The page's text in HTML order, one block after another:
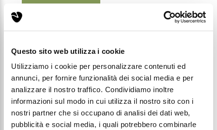
Questo sito web utilizza i cookie
Utilizziamo i cookie per personalizzare contenuti ed
annunci, per fornire funzionalità dei social media e per
analizzare il nostro traffico. Condividiamo inoltre
informazioni sul modo in cui utilizza il nostro sito con i
nostri partner che si occupano di analisi dei dati web,
pubblicità e social media, i quali potrebbero combinarle
RECENSIONI (0)
10X CARTONCINO
PIEGHEVOLE PER PROFUMO
3ML
Codice: CARTPG10
Prezzo di listino: